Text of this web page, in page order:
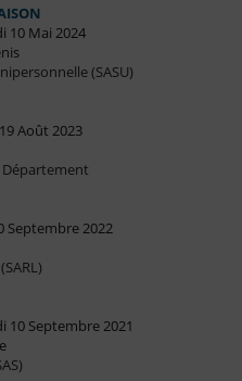
10 Mai 2024
(SASU)
Août 2023
Département
Septembre 2022
10 Septembre 2021